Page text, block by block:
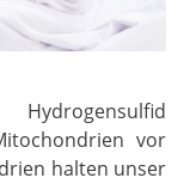
vor
halten unser